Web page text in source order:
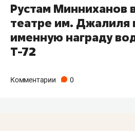
Рустам Минниханов
театре им. Джалиля
именную награду
Т-72
Комментарии 0